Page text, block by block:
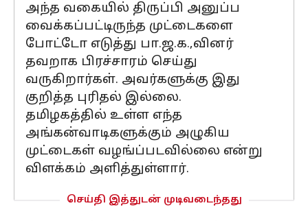
அந்த வகையில் திருப்பி அனுப்ப
வைக்கப்பட்டிருந்த முட்டைகளை
போட்டோ எடுத்து பா.ஜ.க.,வினர்
தவறாக பிரச்சாரம் செய்து
வருகிறார்கள். அவர்களுக்கு இது
குறித்த புரிதல் இல்லை.
தமிழகத்தில் உள்ள எந்த
அங்கன்வாடிகளுக்கும் அழுகிய
முட்டைகள் வழங்ப்படவில்லை என்று
விளக்கம் அளித்துள்ளார்.
செய்தி இத்துடன் முடிவடைந்தது